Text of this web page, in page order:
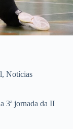
, Notícias
3ª jornada da II